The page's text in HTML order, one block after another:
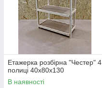
Етажерка розбірна "Честер" 4
полиці 40х80х130
В наявності